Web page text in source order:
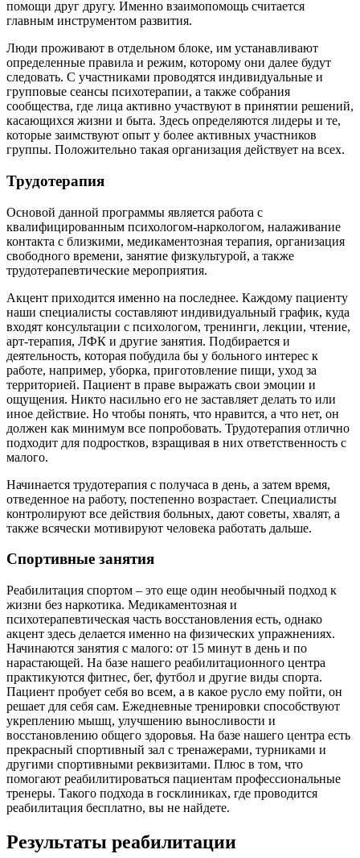
помощи друг другу. Именно взаимопомощь считается
главным инструментом развития.
Люди проживают в отдельном блоке, им устанавливают
определенные правила и режим, которому они далее будут
следовать. С участниками проводятся индивидуальные и
групповые сеансы психотерапии, а также собрания
сообщества, где лица активно участвуют в принятии решений,
касающихся жизни и быта. Здесь определяются лидеры и те,
которые заимствуют опыт у более активных участников
группы. Положительно такая организация действует на всех.
Трудотерапия
Основой данной программы является работа с
квалифицированным психологом-наркологом, налаживание
контакта с близкими, медикаментозная терапия, организация
свободного времени, занятие физкультурой, а также
трудотерапевтические мероприятия.
Акцент приходится именно на последнее. Каждому пациенту
наши специалисты составляют индивидуальный график, куда
входят консультации с психологом, тренинги, лекции, чтение,
арт-терапия, ЛФК и другие занятия. Подбирается и
деятельность, которая побудила бы у больного интерес к
работе, например, уборка, приготовление пищи, уход за
территорией. Пациент в праве выражать свои эмоции и
ощущения. Никто насильно его не заставляет делать то или
иное действие. Но чтобы понять, что нравится, а что нет, он
должен как минимум все попробовать. Трудотерапия отлично
подходит для подростков, взращивая в них ответственность с
малого.
Начинается трудотерапия с получаса в день, а затем время,
отведенное на работу, постепенно возрастает. Специалисты
контролируют все действия больных, дают советы, хвалят, а
также всячески мотивируют человека работать дальше.
Спортивные занятия
Реабилитация спортом – это еще один необычный подход к
жизни без наркотика. Медикаментозная и
психотерапевтическая часть восстановления есть, однако
акцент здесь делается именно на физических упражнениях.
Начинаются занятия с малого: от 15 минут в день и по
нарастающей. На базе нашего реабилитационного центра
практикуются фитнес, бег, футбол и другие виды спорта.
Пациент пробует себя во всем, а в какое русло ему пойти, он
решает для себя сам. Ежедневные тренировки способствуют
укреплению мышц, улучшению выносливости и
восстановлению общего здоровья. На базе нашего центра есть
прекрасный спортивный зал с тренажерами, турниками и
другими спортивными реквизитами. Плюс в том, что
помогают реабилитироваться пациентам профессиональные
тренеры. Такого подхода в госклиниках, где проводится
реабилитация бесплатно, вы не найдете.
Результаты реабилитации